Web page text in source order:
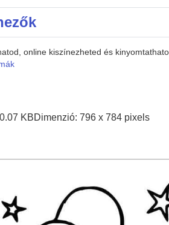
online kiszínezheted és
KBDimenzió: 796 x 784 pixels